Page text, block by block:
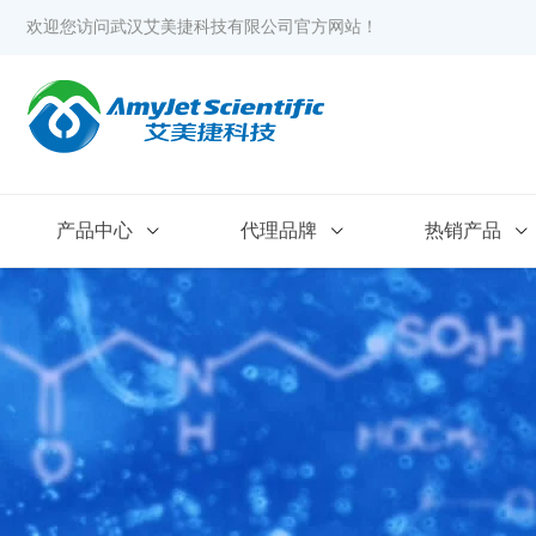
欢迎您访问武汉艾美捷科技有限公司官方网站！
产品中心 代理品牌 热销产品